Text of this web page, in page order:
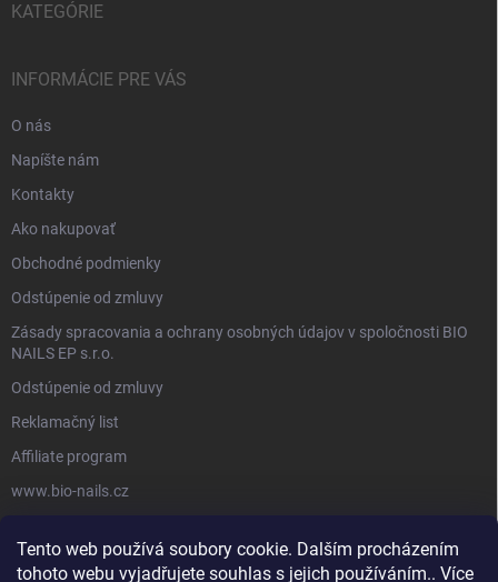
Tento web používá soubory cookie. Dalším procházením
tohoto webu vyjadřujete souhlas s jejich používáním.. Více
KATEGÓRIE
INFORMÁCIE PRE VÁS
O nás
Napíšte nám
Kontakty
Ako nakupovať
Obchodné podmienky
Odstúpenie od zmluvy
Zásady spracovania a ochrany osobných údajov v spoločnosti BIO
NAILS EP s.r.o.
Odstúpenie od zmluvy
Reklamačný list
Affiliate program
www.bio-nails.cz
FACEBOOK